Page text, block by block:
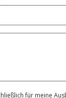
für meine